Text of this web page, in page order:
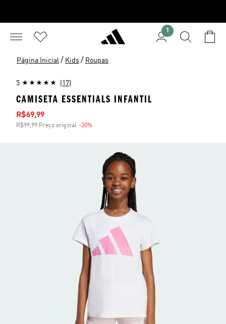
1
Página Inicial / Kids / Roupas
5 (17)
CAMISETA ESSENTIALS INFANTIL
Preço com desconto
R$69,99
R$99,99 Preço original -30%